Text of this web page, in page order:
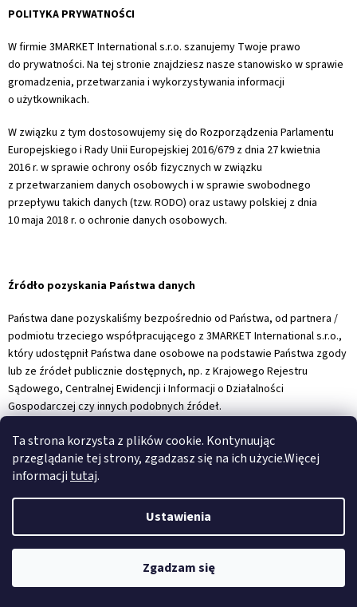
Ta strona korzysta z plików cookie. Kontynuując
przeglądanie tej strony, zgadzasz się na ich użycie.Więcej
informacji tutaj.
Ustawienia
Zgadzam się
POLITYKA PRYWATNOŚCI
W firmie 3MARKET International s.r.o. szanujemy Twoje prawo
do prywatności. Na tej stronie znajdziesz nasze stanowisko w sprawie
gromadzenia, przetwarzania i wykorzystywania informacji
o użytkownikach.
W związku z tym dostosowujemy się do Rozporządzenia Parlamentu
Europejskiego i Rady Unii Europejskiej 2016/679 z dnia 27 kwietnia
2016 r. w sprawie ochrony osób fizycznych w związku
z przetwarzaniem danych osobowych i w sprawie swobodnego
przepływu takich danych (tzw. RODO) oraz ustawy polskiej z dnia
10 maja 2018 r. o ochronie danych osobowych.
Źródło pozyskania Państwa danych
Państwa dane pozyskaliśmy bezpośrednio od Państwa, od partnera /
podmiotu trzeciego współpracującego z 3MARKET International s.r.o.,
który udostępnił Państwa dane osobowe na podstawie Państwa zgody
lub ze źródeł publicznie dostępnych, np. z Krajowego Rejestru
Sądowego, Centralnej Ewidencji i Informacji o Działalności
Gospodarczej czy innych podobnych źródeł.
Administrator Państwa danych
3MARKET International s.r.o.
155 00 Praga 5, ul. Parizkova 1499/4, Republika Czeska
tel. +420 251 616 950, e-mail:info@3market-shop.pl